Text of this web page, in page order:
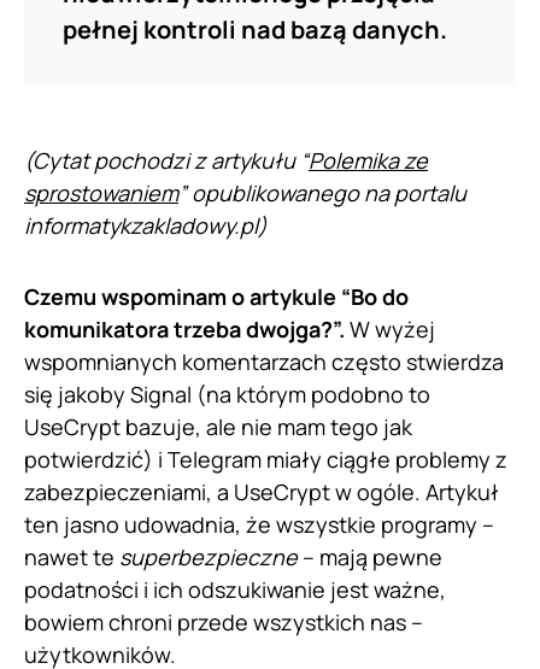
pełnej kontroli nad bazą danych.
(Cytat pochodzi z artykułu “Polemika ze
sprostowaniem” opublikowanego na portalu
informatykzakladowy.pl)
Czemu wspominam o artykule “Bo do
komunikatora trzeba dwojga?”. W wyżej
wspomnianych komentarzach często stwierdza
się jakoby Signal (na którym podobno to
UseCrypt bazuje, ale nie mam tego jak
potwierdzić) i Telegram miały ciągłe problemy z
zabezpieczeniami, a UseCrypt w ogóle. Artykuł
ten jasno udowadnia, że wszystkie programy –
nawet te superbezpieczne– mają pewne
podatności i ich odszukiwanie jest ważne,
bowiem chroni przede wszystkich nas –
użytkowników.